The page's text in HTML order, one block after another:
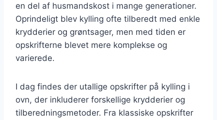
en del af husmandskost i mange generationer.
Oprindeligt blev kylling ofte tilberedt med enkle
krydderier og grøntsager, men med tiden er
opskrifterne blevet mere komplekse og
varierede.
I dag findes der utallige opskrifter på kylling i
ovn, der inkluderer forskellige krydderier og
tilberedningsmetoder. Fra klassiske opskrifter